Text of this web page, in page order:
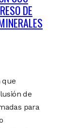
DE
que
de
para